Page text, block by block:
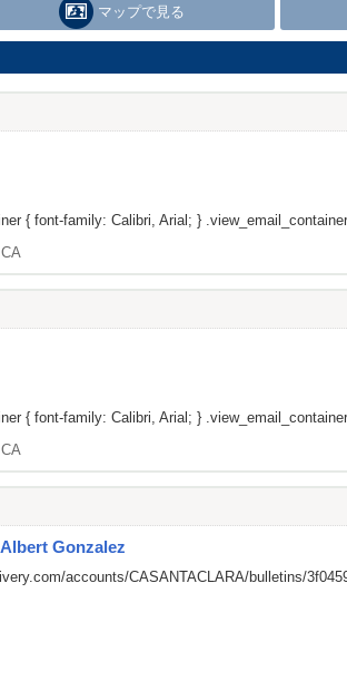
マップで見る
{ font-family: Calibri, Arial; }
{ font-family: Calibri, Arial; }
Gonzalez
accounts/CASANTACLARA/bulletins/